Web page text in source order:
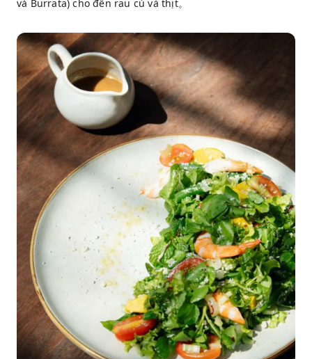
và Burrata) cho đến rau củ và thịt。